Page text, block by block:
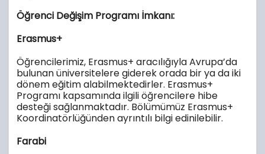
Öğrenci Değişim Programı İmkanı:
Erasmus+
Öğrencilerimiz, Erasmus+ aracılığıyla Avrupa’da
bulunan üniversitelere giderek orada bir ya da iki
dönem eğitim alabilmektedirler. Erasmus+
Programı kapsamında ilgili öğrencilere hibe
desteği sağlanmaktadır. Bölümümüz Erasmus+
Koordinatörlüğünden ayrıntılı bilgi edinilebilir.
Farabi